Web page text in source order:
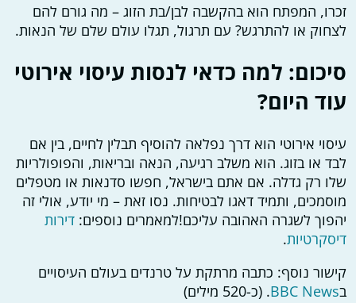
זכרו, המפתח הוא בהקשבה לבן/בת הזוג – מה גורם להם
לצחוק או להתרגש? עם תרגול, תגלו עולם שלם של הנאות.
סיכום: למה כדאי לנסות עיסוי אירוטי
עוד היום?
עיסוי אירוטי הוא דרך נפלאה להוסיף תבלין לחיים, בין אם
לבד או בזוג. הוא משלב רגיעה, הנאה ובריאות, והפופולריות
שלו רק גדלה. אם אתם בישראל, חפשו סדנאות או מטפלים
מוסמכים, ותמיד דאגו לבטיחות. נסו זאת – מי יודע, אולי זה
יהפוך לשגרה האהובה עליכם!למאמרים נוספים: דירות
דיסקרטיות.
קישור נוסף: כתבה מרתקת על טרנדים בעולם העיסויים
בBBC News. (כ-520 מילים)